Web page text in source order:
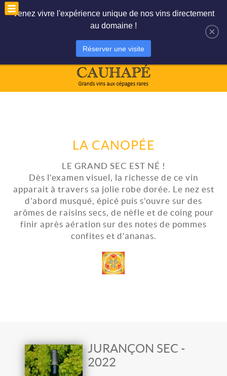
LA CANOPÉE
LE GRAND SEC EST NÉ !
Dès l'examen visuel, la richesse de ce vin
apparait à travers sa jolie robe dorée. Le nez est
d'abord musqué, épicé puis s'ouvre sur des
arômes de raisins secs, de nèfle et de coing pour
finir après aération sur des notes de pommes
confites et d'ananas.
JURANÇON SEC -
2022
×
Venez vivre l'expérience unique de nos vins directement
au domaine !
Réserver une visite